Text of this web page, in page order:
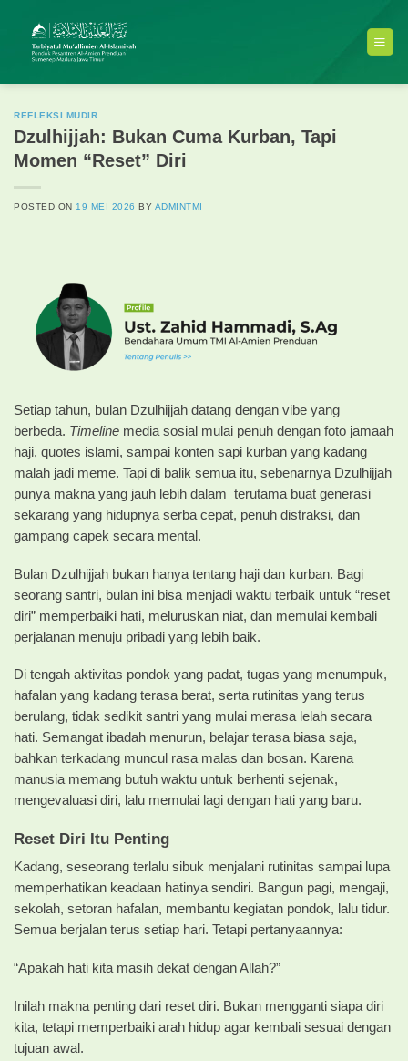
content
REFLEKSI MUDIR
Dzulhijjah: Bukan Cuma Kurban, Tapi
Momen “Reset” Diri
POSTED ON 19 MEI 2026 BY ADMINTMI
Setiap tahun, bulan Dzulhijjah datang dengan vibe yang
berbeda. Timeline media sosial mulai penuh dengan foto jamaah
haji, quotes islami, sampai konten sapi kurban yang kadang
malah jadi meme. Tapi di balik semua itu, sebenarnya Dzulhijjah
punya makna yang jauh lebih dalam terutama buat generasi
sekarang yang hidupnya serba cepat, penuh distraksi, dan
gampang capek secara mental.
Bulan Dzulhijjah bukan hanya tentang haji dan kurban. Bagi
seorang santri, bulan ini bisa menjadi waktu terbaik untuk “reset
diri” memperbaiki hati, meluruskan niat, dan memulai kembali
perjalanan menuju pribadi yang lebih baik.
Di tengah aktivitas pondok yang padat, tugas yang menumpuk,
hafalan yang kadang terasa berat, serta rutinitas yang terus
berulang, tidak sedikit santri yang mulai merasa lelah secara
hati. Semangat ibadah menurun, belajar terasa biasa saja,
bahkan terkadang muncul rasa malas dan bosan. Karena
manusia memang butuh waktu untuk berhenti sejenak,
mengevaluasi diri, lalu memulai lagi dengan hati yang baru.
Reset Diri Itu Penting
Kadang, seseorang terlalu sibuk menjalani rutinitas sampai lupa
memperhatikan keadaan hatinya sendiri. Bangun pagi, mengaji,
sekolah, setoran hafalan, membantu kegiatan pondok, lalu tidur.
Semua berjalan terus setiap hari. Tetapi pertanyaannya:
“Apakah hati kita masih dekat dengan Allah?”
Inilah makna penting dari reset diri. Bukan mengganti siapa diri
kita, tetapi memperbaiki arah hidup agar kembali sesuai dengan
tujuan awal.